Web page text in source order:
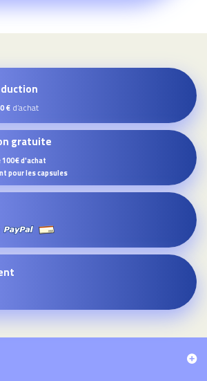
€ d’achat
gratuite
100€ d'achat
pour les capsules